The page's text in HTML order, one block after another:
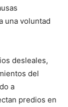
una voluntad
desleales,
del
a
predios en